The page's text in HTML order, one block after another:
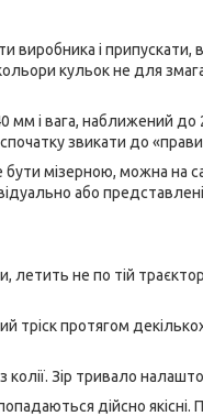
і припускати,
кульок не для
і вага, наближений до
звикати до
мізерною, можна на
або
не по тій
тріск протягом
колії. Зір тривало
дійсно